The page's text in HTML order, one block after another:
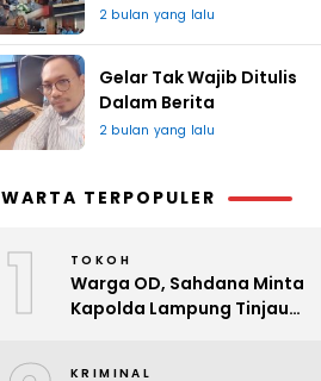
2 bulan yang lalu
Gelar Tak Wajib Ditulis
Dalam Berita
2 bulan yang lalu
WARTA TERPOPULER
1 TOKOH
Warga OD, Sahdana Minta
Kapolda Lampung Tinjau
KRIMINAL